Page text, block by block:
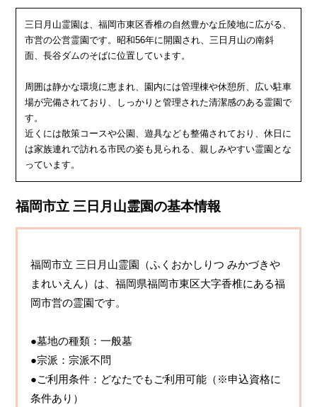
三日月山霊園は、福岡市東区香椎の自然豊かな丘陵地に広がる、
市営の公営霊園です。昭和56年に開園され、三日月山の南斜
面、長谷ダムのそばに位置しています。
周囲は静かな環境に恵まれ、園内には管理棟や休憩所、広い駐車
場が完備されており、しっかりと管理された清潔感のある霊園で
す。
近くには散策コースや公園、遊具なども整備されており、休日に
は家族連れで訪れる市民の姿も見られる、親しみやすい霊園とな
っています。
福岡市立 三日月山霊園の基本情報
福岡市立 三日月山霊園（ふくおかしりつ みかづきや
まれいえん）は、福岡県福岡市東区大字香椎にある福
岡市営の霊園です。
●墓地の種類：一般墓
●宗派：宗派不問
●ご利用条件：どなたでもご利用可能（※申込資格に
条件あり）